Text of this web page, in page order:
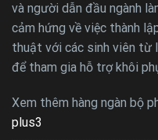
và người dẫn đầu ngành
cảm hứng về việc thành
thuật với các sinh viên từ
để tham gia hỗ trợ khôi
Xem thêm hàng ngàn bộ
plus3